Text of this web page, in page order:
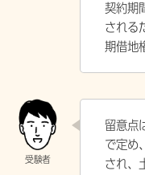
契約期
される
期借地
留意点
で定め
され、